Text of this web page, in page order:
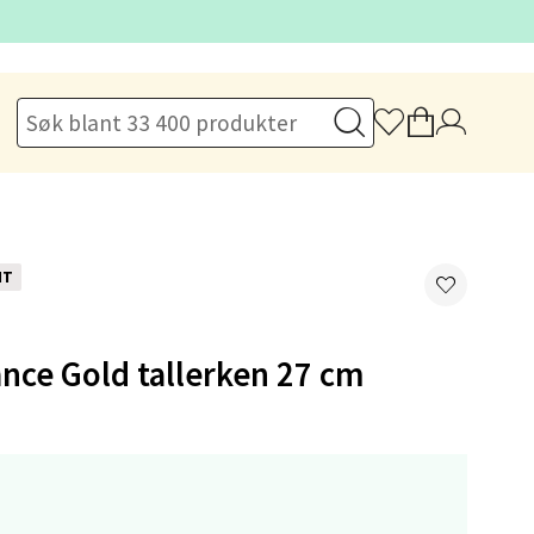
Gold tallerken 27 cm